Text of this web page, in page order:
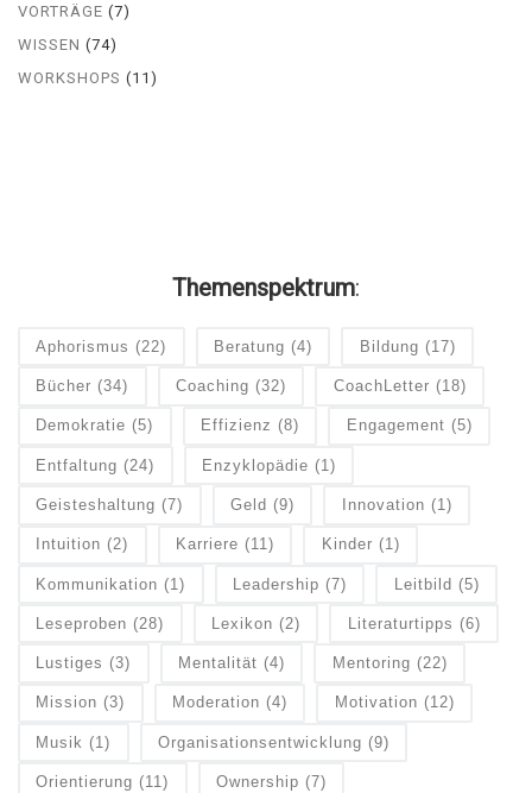
VORTRÄGE (7)
WISSEN (74)
WORKSHOPS (11)
Themenspektrum:
Aphorismus (22) Beratung (4) Bildung (17)
Bücher (34) Coaching (32) CoachLetter (18)
Demokratie (5) Effizienz (8) Engagement (5)
Entfaltung (24) Enzyklopädie (1)
Geisteshaltung (7) Geld (9) Innovation (1)
Intuition (2) Karriere (11) Kinder (1)
Kommunikation (1) Leadership (7) Leitbild (5)
Leseproben (28) Lexikon (2) Literaturtipps (6)
Lustiges (3) Mentalität (4) Mentoring (22)
Mission (3) Moderation (4) Motivation (12)
Musik (1) Organisationsentwicklung (9)
Orientierung (11) Ownership (7)